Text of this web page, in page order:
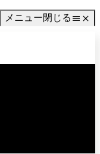
メニュー閉じる